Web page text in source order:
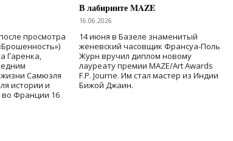
просмотра
Гаренка,
Самюэля
истории и
во Франции 16
В лабиринте MAZE
16.06.2026
14 июня в Базеле знаменитый
женевский часовщик Франсуа-Поль
Журн вручил диплом новому
лауреату премии MAZE/Art Awards
F.P. Journe. Им стал мастер из Индии
Бижой Джаин.